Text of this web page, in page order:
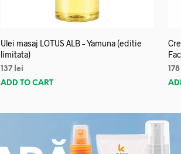
Ulei masaj LOTUS ALB – Yamuna (editie
limitata)
137 lei
ADD TO CART
178